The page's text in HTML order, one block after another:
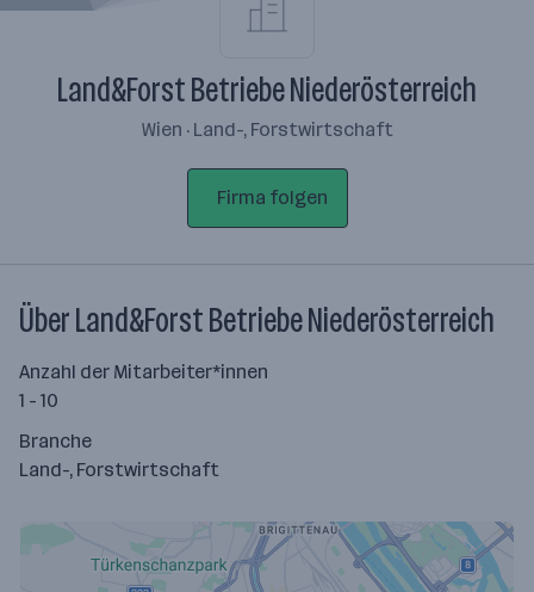
Land&Forst Betriebe Niederösterreich
Wien · Land-, Forstwirtschaft
Firma folgen
Über Land&Forst Betriebe Niederösterreich
Anzahl der Mitarbeiter*innen
1 - 10
Branche
Land-, Forstwirtschaft